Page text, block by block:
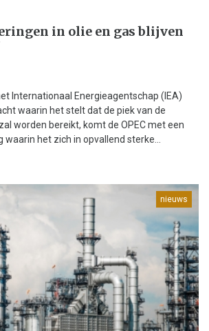
in olie en gas blijven
Internationaal Energieagentschap (IEA)
waarin het stelt dat de piek van de
worden bereikt, komt de OPEC met een
het zich in opvallend sterke...
nieuws